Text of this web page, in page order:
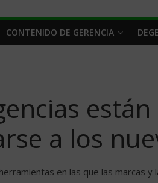
CONTENIDO DE GERENCIA
a los
en las que las marcas